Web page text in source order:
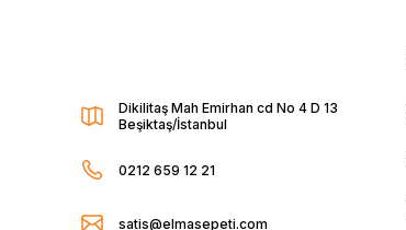
Dikilitaş Mah Emirhan cd No 4 D 13
Beşiktaş/İstanbul
0212 659 12 21
satis@elmasepeti.com